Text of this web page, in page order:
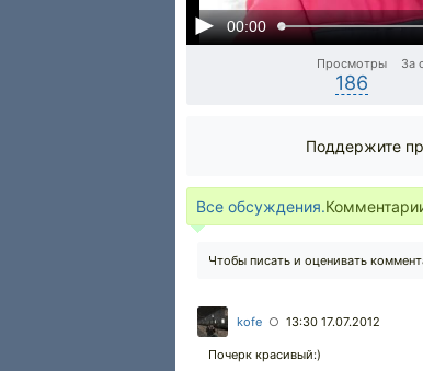
00:00
Просмотры
186
За
Поддержите
Все обсуждения.
Чтобы писать и оценивать
kofe ○ 13:30 17.07.2012
Почерк красивый:)